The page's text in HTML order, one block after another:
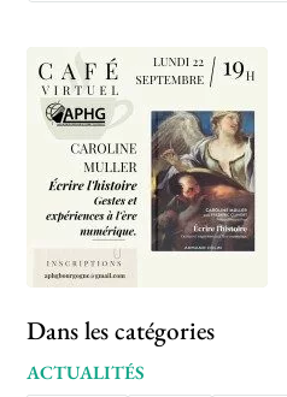
Dans les catégories
ACTUALITÉS